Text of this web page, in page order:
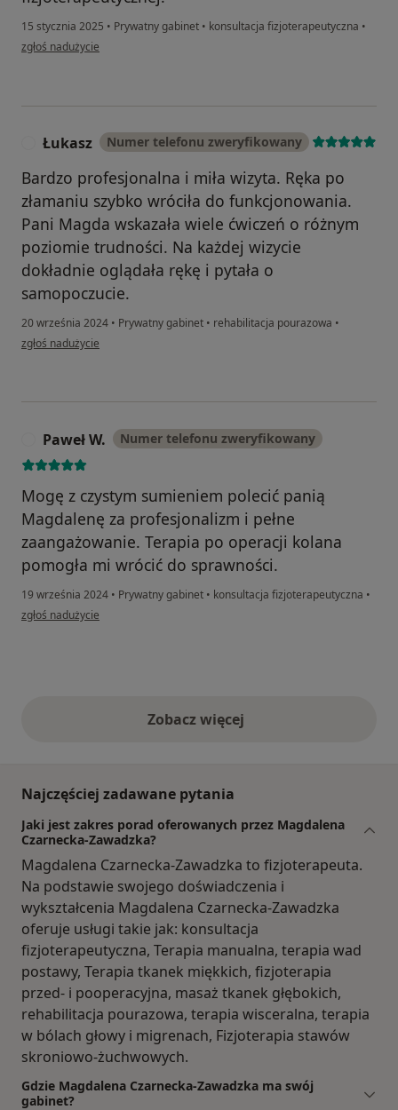
15 stycznia 2025 • Prywatny gabinet • konsultacja fizjoterapeutyczna •
w opinii użytkownika Mirka
zgłoś nadużycie
Łukasz Numer telefonu zweryfikowany
Bardzo profesjonalna i miła wizyta. Ręka po
złamaniu szybko wróciła do funkcjonowania.
Pani Magda wskazała wiele ćwiczeń o różnym
poziomie trudności. Na każdej wizycie
dokładnie oglądała rękę i pytała o
samopoczucie.
20 września 2024 • Prywatny gabinet • rehabilitacja pourazowa •
w opinii użytkownika Łukasz
zgłoś nadużycie
Paweł W. Numer telefonu zweryfikowany
Mogę z czystym sumieniem polecić panią
Magdalenę za profesjonalizm i pełne
zaangażowanie. Terapia po operacji kolana
pomogła mi wrócić do sprawności.
19 września 2024 • Prywatny gabinet • konsultacja fizjoterapeutyczna •
w opinii użytkownika Paweł W.
zgłoś nadużycie
Zobacz więcejopinie powyżej
Najczęściej zadawane pytania
Jaki jest zakres porad oferowanych przez Magdalena
Czarnecka-Zawadzka?
Magdalena Czarnecka-Zawadzka to fizjoterapeuta.
Na podstawie swojego doświadczenia i
wykształcenia Magdalena Czarnecka-Zawadzka
oferuje usługi takie jak: konsultacja
fizjoterapeutyczna, Terapia manualna, terapia wad
postawy, Terapia tkanek miękkich, fizjoterapia
przed- i pooperacyjna, masaż tkanek głębokich,
rehabilitacja pourazowa, terapia wisceralna, terapia
w bólach głowy i migrenach, Fizjoterapia stawów
skroniowo-żuchwowych.
Gdzie Magdalena Czarnecka-Zawadzka ma swój
gabinet?